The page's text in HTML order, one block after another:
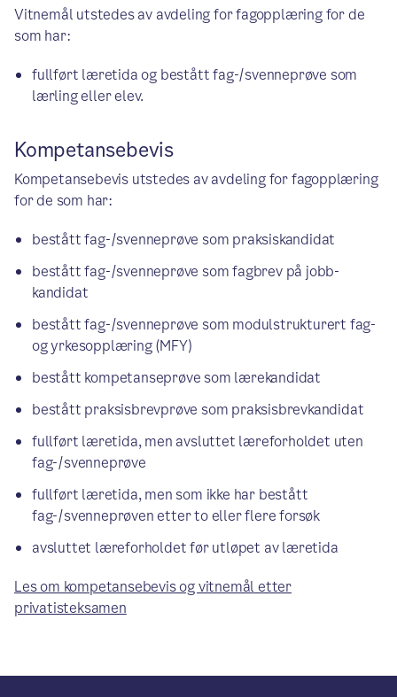
Vitnemål utstedes av avdeling for fagopplæring for de
som har:
fullført læretida og bestått fag-/svenneprøve som
lærling eller elev.
Kompetansebevis
Kompetansebevis utstedes av avdeling for fagopplæring
for de som har:
bestått fag-/svenneprøve som praksiskandidat
bestått fag-/svenneprøve som fagbrev på jobb-
kandidat
bestått fag-/svenneprøve som modulstrukturert fag-
og yrkesopplæring (MFY)
bestått kompetanseprøve som lærekandidat
bestått praksisbrevprøve som praksisbrevkandidat
fullført læretida, men avsluttet læreforholdet uten
fag-/svenneprøve
fullført læretida, men som ikke har bestått
fag-/svenneprøven etter to eller flere forsøk
avsluttet læreforholdet før utløpet av læretida
Les om kompetansebevis og vitnemål etter
privatisteksamen